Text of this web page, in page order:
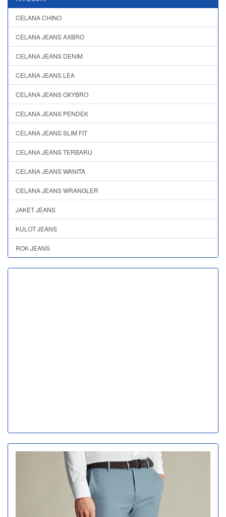
CELANA CHINO
CELANA JEANS AXBRO
CELANA JEANS DENIM
CELANA JEANS LEA
CELANA JEANS OXYBRO
CELANA JEANS PENDEK
CELANA JEANS SLIM FIT
CELANA JEANS TERBARU
CELANA JEANS WANITA
CELANA JEANS WRANGLER
JAKET JEANS
KULOT JEANS
ROK JEANS